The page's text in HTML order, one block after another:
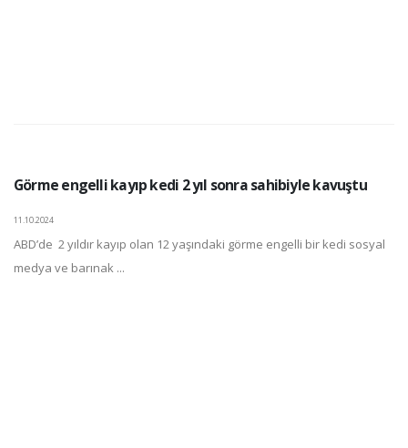
Görme engelli kayıp kedi 2 yıl sonra sahibiyle kavuştu
11.10.2024
ABD’de 2 yıldır kayıp olan 12 yaşındaki görme engelli bir kedi sosyal
medya ve barınak ...